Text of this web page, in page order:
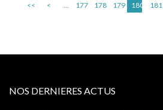
<< < ... 177 178 179 180 181
NOS DERNIERES ACTUS